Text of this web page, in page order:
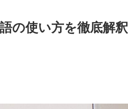
の使い方を徹底解釈